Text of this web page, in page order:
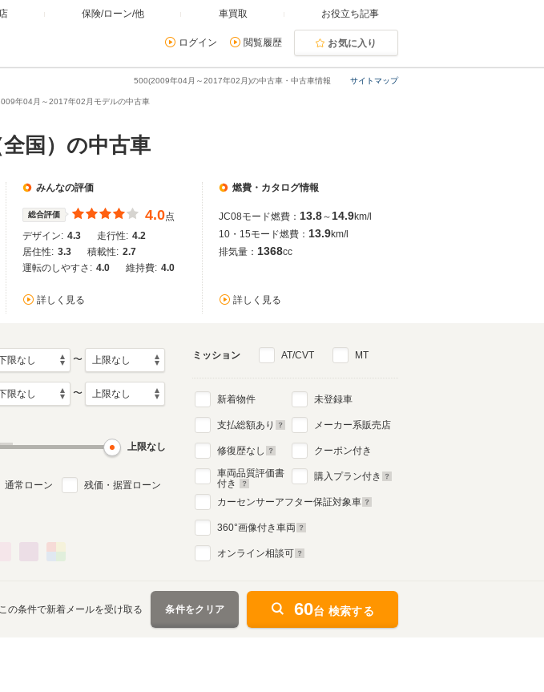
保険/ローン/他 車買取 お役立ち記事
ログイン 閲覧履歴 お気に入り
サイトマップ
500(2009年04月～2017年02月)の中古車・中古車情報
年04月～2017年02月モデルの中古車
国）の中古車
みんなの評価
総合評価 4.0点
デザイン: 4.3 走行性: 4.2
居住性: 3.3 積載性: 2.7
運転のしやすさ: 4.0 維持費: 4.0
詳しく見る
燃費・カタログ情報
JC08モード燃費： 13.8～ 14.9km/l
10・15モード燃費： 13.9km/l
排気量： 1368cc
詳しく見る
〜
〜
上限なし
通常ローン 残価・据置ローン
ミッション AT/CVT MT
新着物件
支払総額あり
修復歴なし
車両品質評価書
付き
未登録車
メーカー系販売店
クーポン付き
購入プラン付き
カーセンサーアフター保証対象車
360°画像付き車両
オンライン相談可
この条件で新着メールを受け取る 条件をクリア 60台 検索する